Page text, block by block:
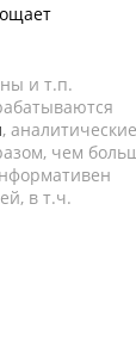
и т.п.
, аналитические
чем
в т.ч.